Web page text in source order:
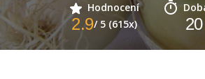
Hodnocení
2.9/ 5 (615x) 20